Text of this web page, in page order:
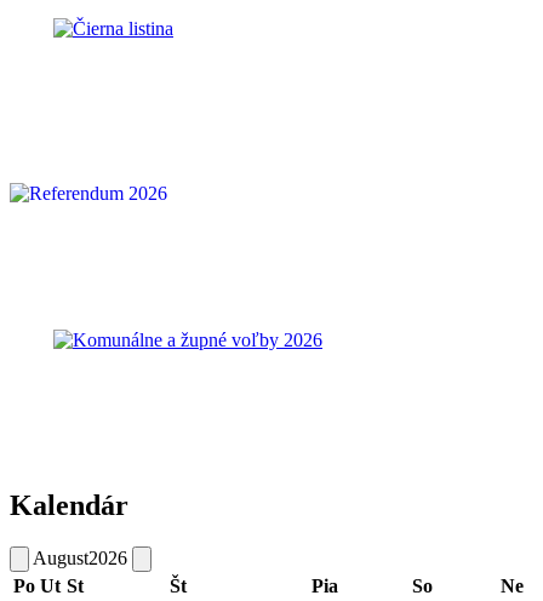
Kalendár
August2026
Po Ut St Št Pia So Ne